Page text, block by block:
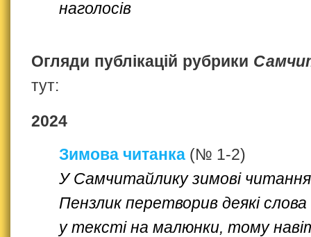
наголосів
Огляди публікацій рубрики
тут:
2024
Зимова читанка (№ 1-2)
У Самчитайлику зимові
Пензлик перетворив деякі слова
у тексті на малюнки, тому